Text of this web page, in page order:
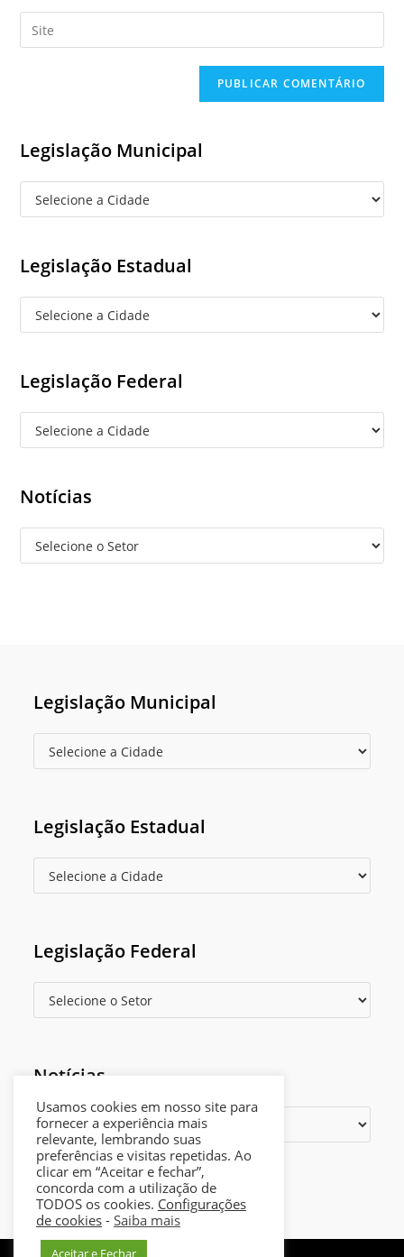
comment
email
address
Enter
your
Legislação Municipal
Legislação Estadual
Legislação Federal
Notícias
Legislação Municipal
Legislação Estadual
Legislação Federal
Notícias
Política de privacidadeOpens
in
a
Usamos cookies em nosso site para
fornecer a experiência mais
relevante, lembrando suas
preferências e visitas repetidas. Ao
clicar em “Aceitar e fechar”,
concorda com a utilização de
TODOS os cookies. Configurações
de cookies - Saiba mais
Aceitar e Fechar